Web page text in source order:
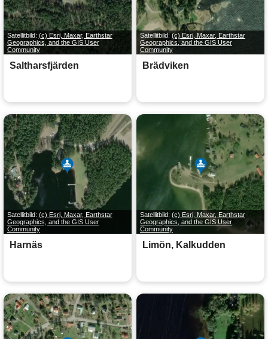
Satellitbild: (c) Esri, Maxar, Earthstar
Geographics, and the GIS User
Community
Saltharsfjärden
Satellitbild:(c) Esri, Maxar, Earthstar
Geographics, and the GIS User
Community
Brädviken
Satellitbild: (c) Esri, Maxar, Earthstar
Geographics, and the GIS User
Community
Harnäs
Satellitbild: (c) Esri, Maxar, Earthstar
Geographics, and the GIS User
Community
Limön, Kalkudden